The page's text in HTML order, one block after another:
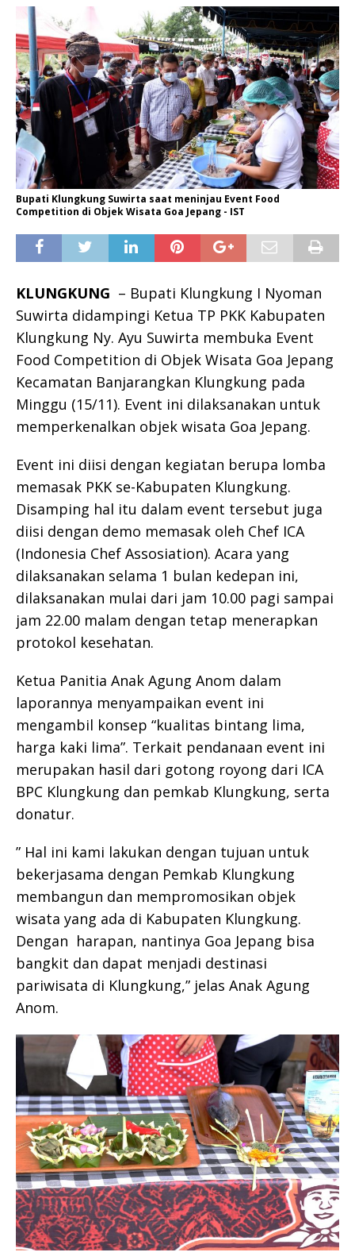
Bupati Klungkung Suwirta saat meninjau Event Food
Competition di Objek Wisata Goa Jepang - IST
KLUNGKUNG – Bupati Klungkung I Nyoman
Suwirta didampingi Ketua TP PKK Kabupaten
Klungkung Ny. Ayu Suwirta membuka Event
Food Competition di Objek Wisata Goa Jepang
Kecamatan Banjarangkan Klungkung pada
Minggu (15/11). Event ini dilaksanakan untuk
memperkenalkan objek wisata Goa Jepang.
Event ini diisi dengan kegiatan berupa lomba
memasak PKK se-Kabupaten Klungkung.
Disamping hal itu dalam event tersebut juga
diisi dengan demo memasak oleh Chef ICA
(Indonesia Chef Assosiation). Acara yang
dilaksanakan selama 1 bulan kedepan ini,
dilaksanakan mulai dari jam 10.00 pagi sampai
jam 22.00 malam dengan tetap menerapkan
protokol kesehatan.
Ketua Panitia Anak Agung Anom dalam
laporannya menyampaikan event ini
mengambil konsep “kualitas bintang lima,
harga kaki lima”. Terkait pendanaan event ini
merupakan hasil dari gotong royong dari ICA
BPC Klungkung dan pemkab Klungkung, serta
donatur.
” Hal ini kami lakukan dengan tujuan untuk
bekerjasama dengan Pemkab Klungkung
membangun dan mempromosikan objek
wisata yang ada di Kabupaten Klungkung.
Dengan harapan, nantinya Goa Jepang bisa
bangkit dan dapat menjadi destinasi
pariwisata di Klungkung,” jelas Anak Agung
Anom.